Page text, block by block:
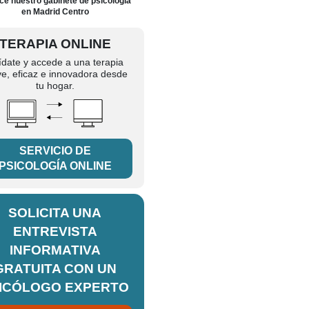
en Madrid Centro
ONLINE
y accede a una terapia
eficaz e innovadora desde
tu hogar.
SERVICIO DE
ONLINE
SOLICITA UNA
ENTREVISTA
INFORMATIVA
CON UN
EXPERTO